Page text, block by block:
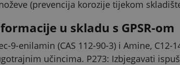
(prevencija korozije tijekom
u skladu s GPSR-om
9-enilamin (CAS 112-90-3) i Amine,
učincima. P273: Izbjegavati